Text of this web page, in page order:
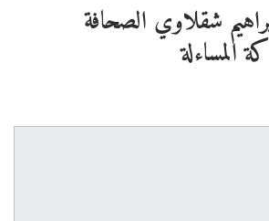
شقلاوي الصحافة
المساءلة